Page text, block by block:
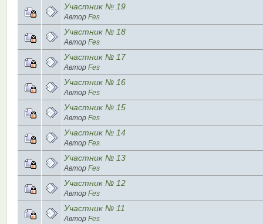
Участник № 19
Автор Fes
Участник № 18
Автор Fes
Участник № 17
Автор Fes
Участник № 16
Автор Fes
Участник № 15
Автор Fes
Участник № 14
Автор Fes
Участник № 13
Автор Fes
Участник № 12
Автор Fes
Участник № 11
Автор Fes